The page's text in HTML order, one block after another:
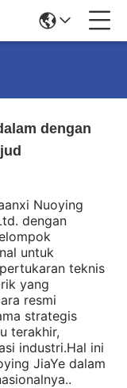
dengan
Nuoying
dengan
untuk
teknis
yang
resmi
strategis
terakhir,
industri.Hal ini
JiaYe dalam